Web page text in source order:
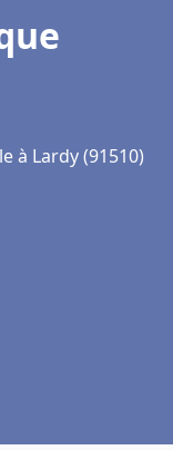
à Lardy (91510)